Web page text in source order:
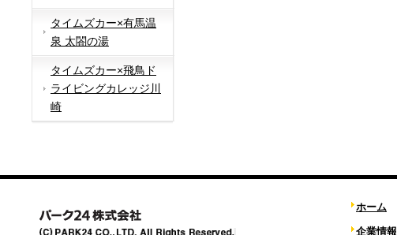
タイムズカー×有馬温
泉 太閤の湯
タイムズカー×飛鳥ド
ライビングカレッジ川
崎
ホーム
企業情報